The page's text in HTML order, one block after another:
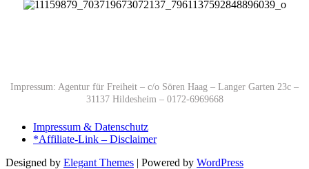
Impressum: Agentur für Freiheit – c/o Sören Haag – Langer Garten 23c –
31137 Hildesheim – 0172-6969668
Impressum & Datenschutz
*Affiliate-Link – Disclaimer
Designed by Elegant Themes | Powered by WordPress